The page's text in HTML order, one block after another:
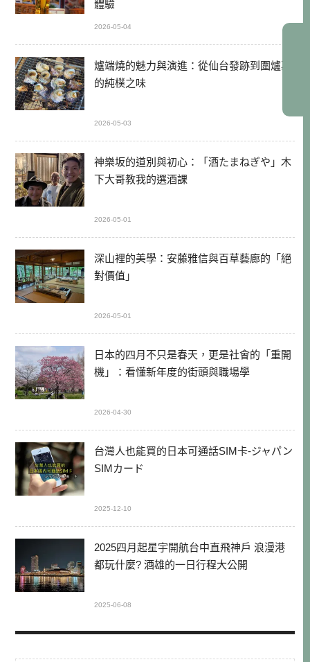
體驗
2026-05-04
爐端燒的魅力與演進：從仙台發跡到圍爐裏
的純樸之味
2026-05-03
神樂坂的道別與初心：「酒たまねぎや」木
下大哥教我的選酒課
2026-05-01
深山裡的美學：安藤雅信與百草藝廊的「絕
對價值」
2026-05-01
日本的四月不只是春天，更是社會的「重開
機」：看懂新年度的街頭與職場學
2026-04-30
台灣人也能買的日本可通話SIM卡-ジャパン
SIMカード
2025-12-10
2025四月起星宇開航台中直飛神戶 浪漫港
都玩什麼? 酒雄的一日行程大公開
2025-06-08